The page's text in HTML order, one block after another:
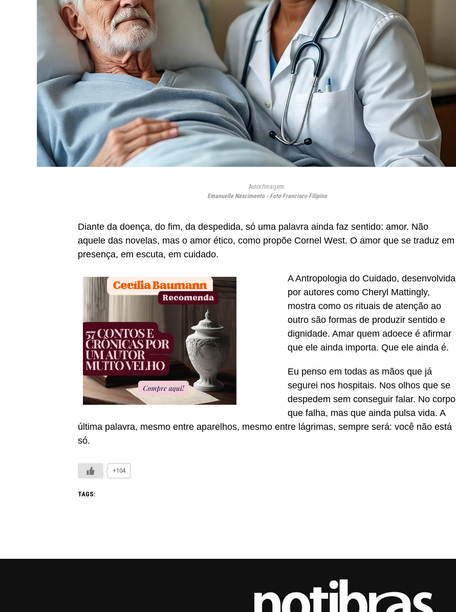
Autor/Imagem:
Emanuelle Nascimento - Foto Francisco Filipino
Diante da doença, do fim, da despedida, só uma palavra ainda faz sentido: amor. Não
aquele das novelas, mas o amor ético, como propõe Cornel West. O amor que se traduz em
presença, em escuta, em cuidado.
A Antropologia do Cuidado, desenvolvida
por autores como Cheryl Mattingly,
mostra como os rituais de atenção ao
outro são formas de produzir sentido e
dignidade. Amar quem adoece é afirmar
que ele ainda importa. Que ele ainda é.
Eu penso em todas as mãos que já
segurei nos hospitais. Nos olhos que se
despedem sem conseguir falar. No corpo
que falha, mas que ainda pulsa vida. A
última palavra, mesmo entre aparelhos, mesmo entre lágrimas, sempre será: você não está
só.
+104
TAGS: